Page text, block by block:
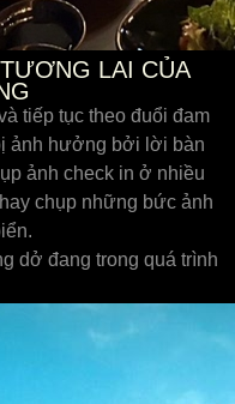
LAI CỦA
tiếp tục theo đuổi đam
ảnh hưởng bởi lời bàn
ảnh check in ở nhiều
chụp những bức ảnh
dở đang trong quá trình